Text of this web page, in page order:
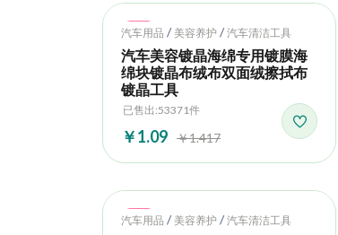
Hot
汽车用品 / 美容养护 / 汽车清洁工具
汽车美容镀晶海绵专用镀膜海
绵块镀晶布绒布双面绒擦拭布
镀晶工具
已售出:53371件
￥1.09 ￥1.417
Hot
汽车用品 / 美容养护 / 汽车清洁工具